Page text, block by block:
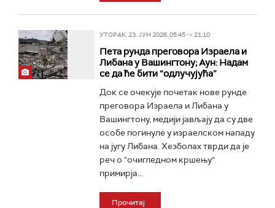
УТОРАК, 23. ЈУН 2026, 05:45 -> 21:10
Пета рунда преговора Израела и
Либана у Вашингтону; Аун: Надам
се да ће бити “одлучујућа”
Док се очекује почетак нове рунде
преговора Израела и Либана у
Вашингтону, медији јављају да су две
особе погинуле у израелском нападу
на југу Либана. Хезболах тврди да је
реч о "очигледном кршењу"
примирја...
Прочитај